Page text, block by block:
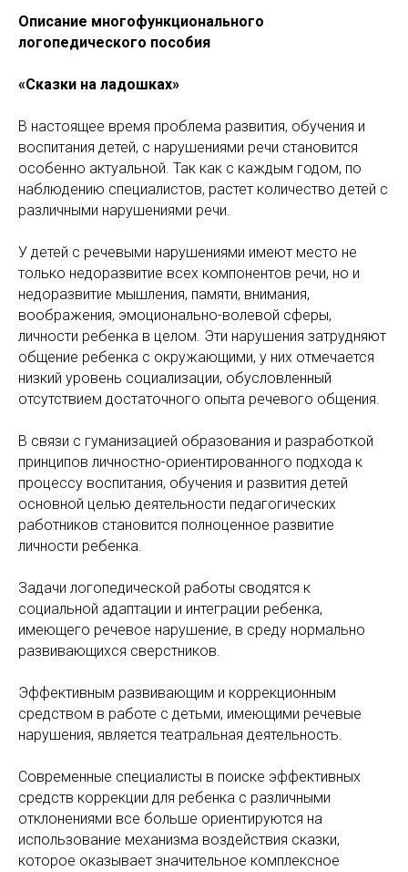
Описание многофункционального
логопедического пособия
«Сказки на ладошках»
В настоящее время проблема развития, обучения и
воспитания детей, с нарушениями речи становится
особенно актуальной. Так как с каждым годом, по
наблюдению специалистов, растет количество детей с
различными нарушениями речи.
У детей с речевыми нарушениями имеют место не
только недоразвитие всех компонентов речи, но и
недоразвитие мышления, памяти, внимания,
воображения, эмоционально-волевой сферы,
личности ребенка в целом. Эти нарушения затрудняют
общение ребенка с окружающими, у них отмечается
низкий уровень социализации, обусловленный
отсутствием достаточного опыта речевого общения.
В связи с гуманизацией образования и разработкой
принципов личностно-ориентированного подхода к
процессу воспитания, обучения и развития детей
основной целью деятельности педагогических
работников становится полноценное развитие
личности ребенка.
Задачи логопедической работы сводятся к
социальной адаптации и интеграции ребенка,
имеющего речевое нарушение, в среду нормально
развивающихся сверстников.
Эффективным развивающим и коррекционным
средством в работе с детьми, имеющими речевые
нарушения, является театральная деятельность.
Современные специалисты в поиске эффективных
средств коррекции для ребенка с различными
отклонениями все больше ориентируются на
использование механизма воздействия сказки,
которое оказывает значительное комплексное